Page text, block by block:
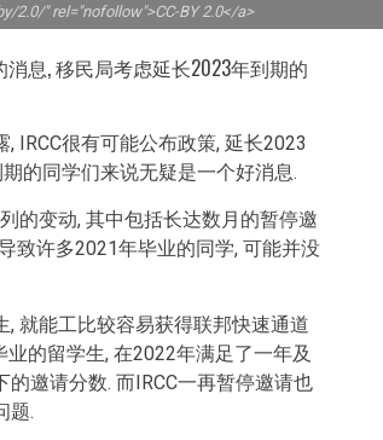
2.0/" rel="nofollow">CC-BY 2.0</a>
息, 移民局考虑延长2023年到期的
IRCC很有可能公布政策, 延长2023
的同学们来说无疑是一个好消息.
的变动, 其中包括长达数月的暂停邀
致许多2021年毕业的同学, 可能并没
就能工比较容易获得联邦快速通道
的留学生, 在2022年满足了一年及
邀请分数. 而IRCC一再暂停邀请也
题.